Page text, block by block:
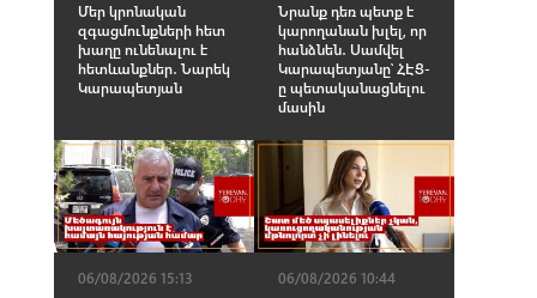
Մեր կրոնական
զգացմունքների հետ
խաղը ունենալու է
հետևանքներ․ Նարեկ
Կարապետյան
Նրանք դեռ պետք է
կարողանան խլել, որ
հանձնեն․ Սամվել
Կարապետյանը՝ ՀԷՑ-
ը պետականացնելու
մասին
06/08/2026 15:13
06/08/2026 10:44